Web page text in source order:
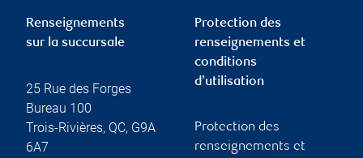
Renseignements
sur la succursale
25 Rue des Forges
Bureau 100
Trois-Rivières, QC, G9A
6A7
Protection des
renseignements et
conditions
d’utilisation
Protection des
renseignements et